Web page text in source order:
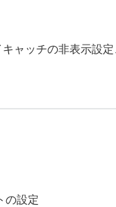
ャッチの非表示設
の設定